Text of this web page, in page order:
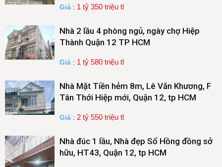
Giá : 1 tỷ 350 triệu tl
Nhà 2 lầu 4 phòng ngủ, ngày chợ Hiệp
Thành Quận 12 TP HCM
Giá : 1 tỷ 580 triệu tl
Nhà Mặt Tiền hẻm 8m, Lê Văn Khương, F
Tân Thới Hiệp mới, Quận 12, tp HCM
Giá : 2 tỷ 550 triệu tl
Nhà đúc 1 lầu, Nhà đẹp Sổ Hồng đồng sở
hữu, HT43, Quận 12, tp HCM